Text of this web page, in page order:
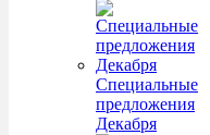
Специальные
предложения
Декабря